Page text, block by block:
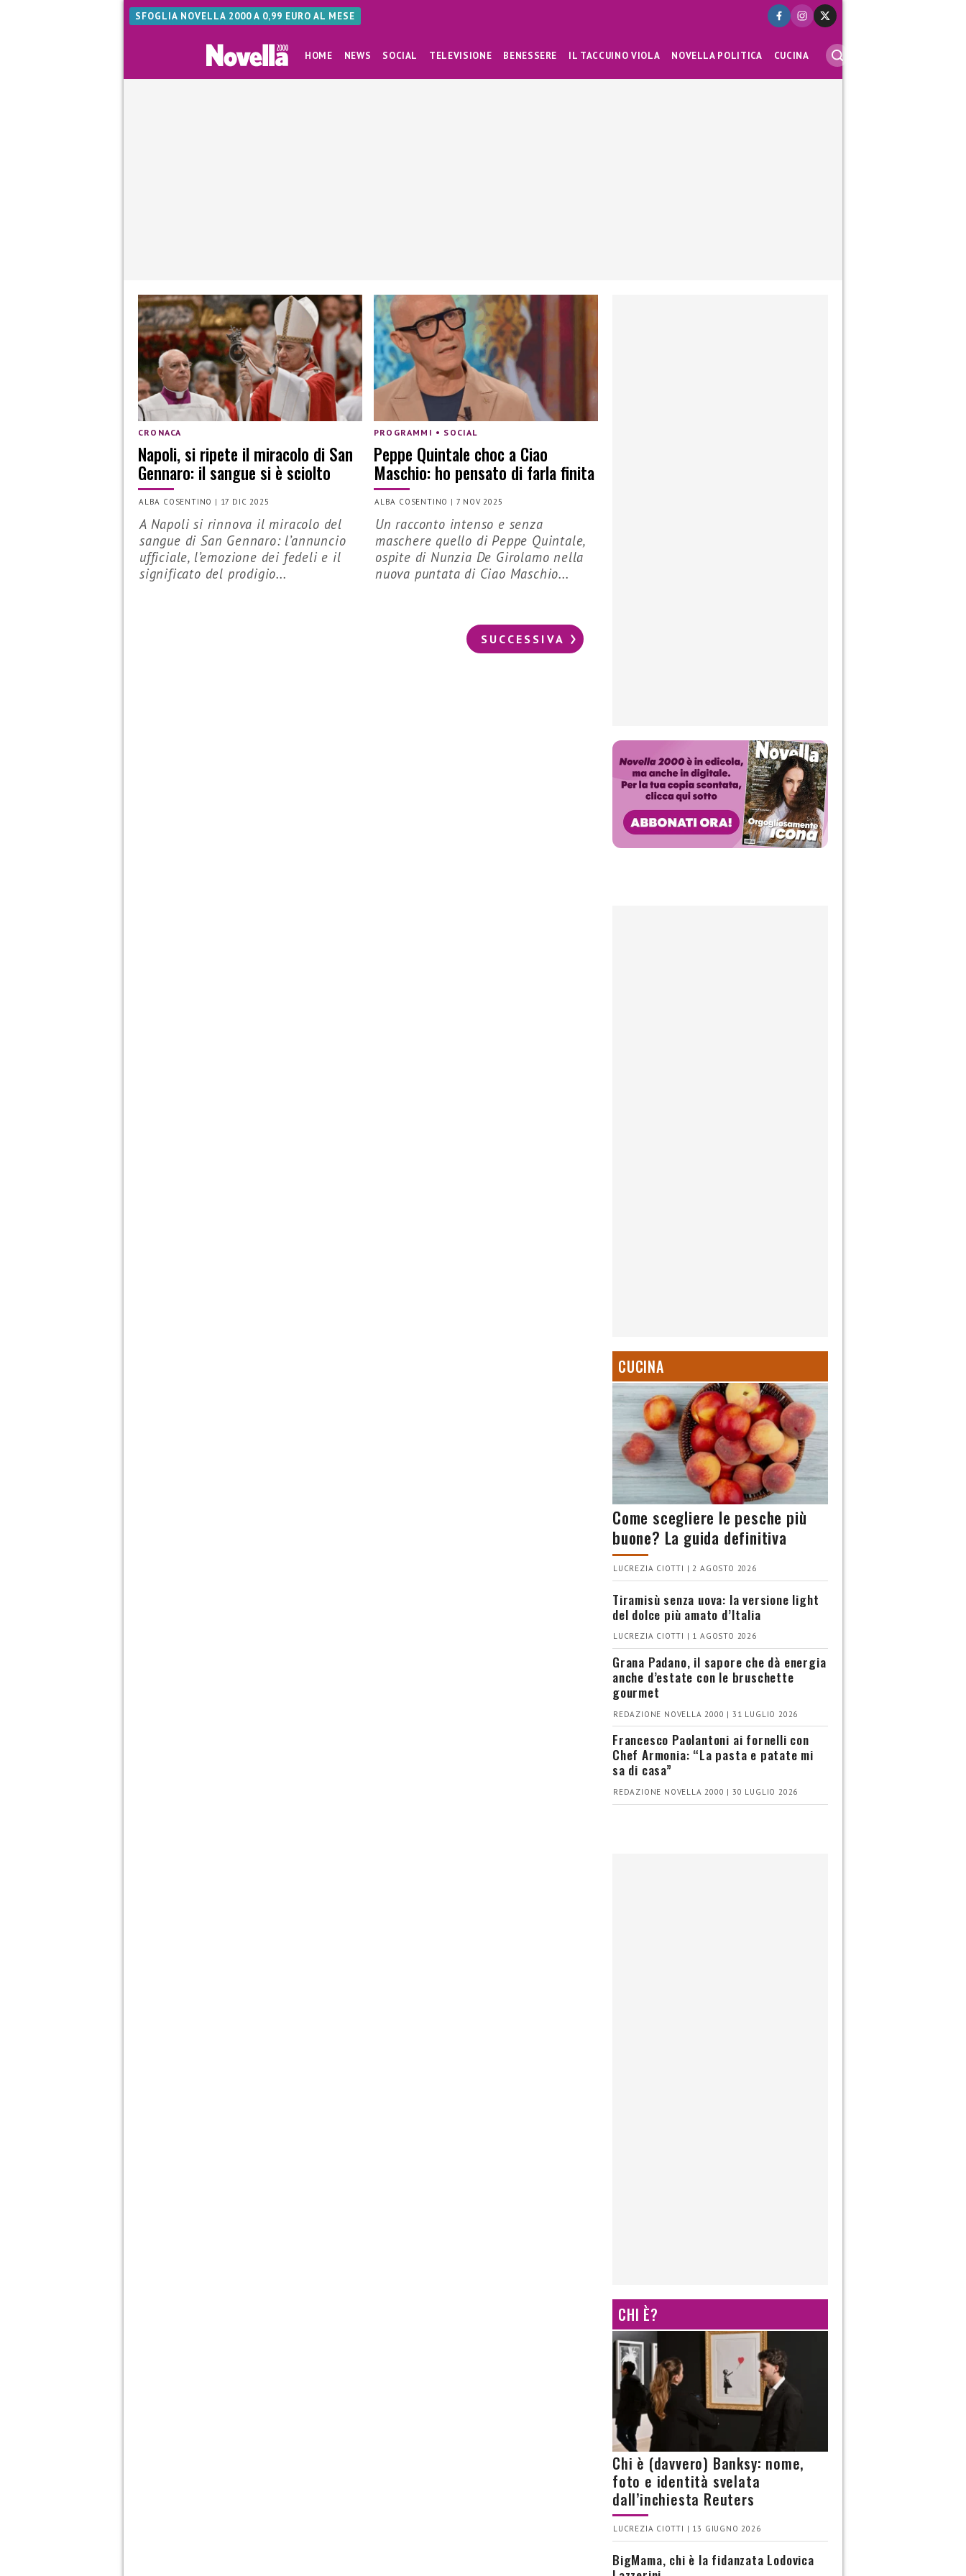
SFOGLIA NOVELLA 2000 A 0,99 EURO AL MESE
HOME NEWS SOCIAL TELEVISIONE BENESSERE IL TACCUINO VIOLA NOVELLA POLITICA CUCINA
CRONACA
Napoli, si ripete il miracolo di San
Gennaro: il sangue si è sciolto
ALBA COSENTINO | 17 DIC 2025
A Napoli si rinnova il miracolo del
sangue di San Gennaro: l’annuncio
ufficiale, l’emozione dei fedeli e il
significato del prodigio...
PROGRAMMI • SOCIAL
Peppe Quintale choc a Ciao
Maschio: ho pensato di farla finita
ALBA COSENTINO | 7 NOV 2025
Un racconto intenso e senza
maschere quello di Peppe Quintale,
ospite di Nunzia De Girolamo nella
nuova puntata di Ciao Maschio...
SUCCESSIVA
CUCINA
Come scegliere le pesche più
buone? La guida definitiva
LUCREZIA CIOTTI | 2 AGOSTO 2026
Tiramisù senza uova: la versione light
del dolce più amato d’Italia
LUCREZIA CIOTTI | 1 AGOSTO 2026
Grana Padano, il sapore che dà energia
anche d’estate con le bruschette
gourmet
REDAZIONE NOVELLA 2000 | 31 LUGLIO 2026
Francesco Paolantoni ai fornelli con
Chef Armonia: “La pasta e patate mi
sa di casa”
REDAZIONE NOVELLA 2000 | 30 LUGLIO 2026
CHI È?
Chi è (davvero) Banksy: nome,
foto e identità svelata
dall’inchiesta Reuters
LUCREZIA CIOTTI | 13 GIUGNO 2026
BigMama, chi è la fidanzata Lodovica